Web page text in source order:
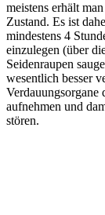
meistens erhält
Zustand. Es ist
mindestens 4
einzulegen (über
Seidenraupen
wesentlich besser
Verdauungsorgane
aufnehmen und
stören.